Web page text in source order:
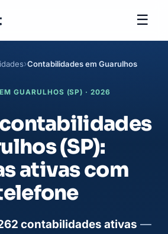
☰
Contabilidades em Guarulhos
GUARULHOS (SP) · 2026
(SP):
ativas com
contabilidades ativas —